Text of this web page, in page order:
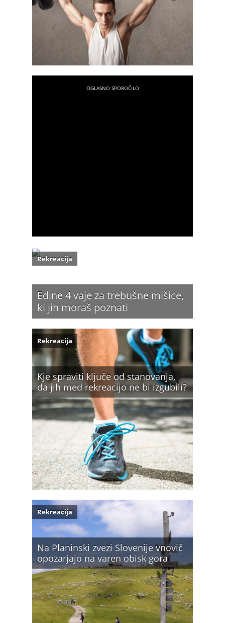
Edine 4 vaje za trebušne mišice,
ki jih moraš poznati
Rekreacija
Kje spraviti ključe od stanovanja,
da jih med rekreacijo ne bi izgubili?
Rekreacija
Na Planinski zvezi Slovenije vnovič
opozarjajo na varen obisk gora
Rekreacija